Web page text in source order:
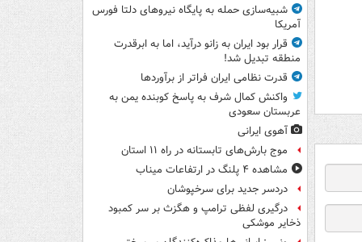
شبیه‌سازی حمله به پایگاه نیروهای دلتا فورس
آمریکا
قرار بود ایران به زانو درآید، اما به ابرقدرت
منطقه تبدیل شد!
قدرت نظامی ایران فراتر از برآوردها
واکنش کمال شرف به پاسخ کوبنده یمن به
عربستان سعودی
آهوی ایرانی
موج بارش‌های تابستانه در راه ۱۱ استان
مشاهده ۴ پلنگ در ارتفاعات میناب
دردسر جدید برای سرخپوشان
درگیری لفظی ترامپ و هگزث بر سر کمبود
ذخایر موشکی